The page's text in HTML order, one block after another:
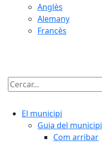
Anglès
Alemany
Francès
Cercar:
El municipi
Guia del municipi
Com arribar